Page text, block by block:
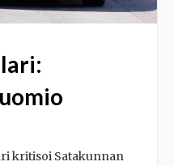
kritisoi Satakunnan